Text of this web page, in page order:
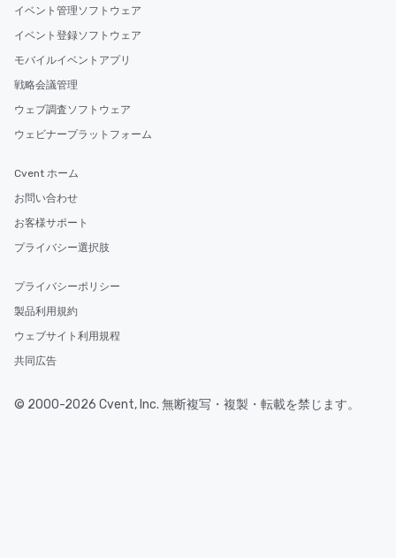
イベント管理ソフトウェア
イベント登録ソフトウェア
モバイルイベントアプリ
戦略会議管理
ウェブ調査ソフトウェア
ウェビナープラットフォーム
Cvent ホーム
お問い合わせ
お客様サポート
プライバシー選択肢
プライバシーポリシー
製品利用規約
ウェブサイト利用規程
共同広告
© 2000-2026 Cvent, Inc. 無断複写・複製・転載を禁じます。